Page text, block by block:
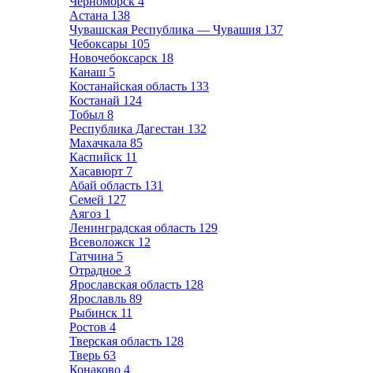
Астана 138
Чувашская Республика — Чувашия 137
Чебоксары 105
Новочебоксарск 18
Канаш 5
Костанайская область 133
Костанай 124
Тобыл 8
Республика Дагестан 132
Махачкала 85
Каспийск 11
Хасавюрт 7
Абай область 131
Семей 127
Аягоз 1
Ленинградская область 129
Всеволожск 12
Гатчина 5
Отрадное 3
Ярославская область 128
Ярославль 89
Рыбинск 11
Ростов 4
Тверская область 128
Тверь 63
Конаково 4